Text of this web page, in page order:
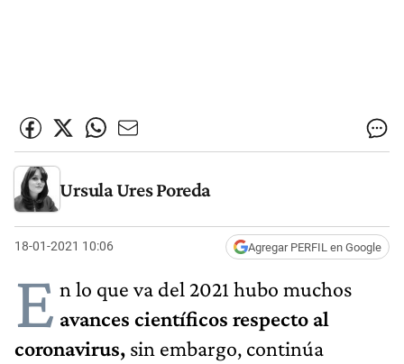
Ursula Ures Poreda
18-01-2021 10:06 Agregar PERFIL en Google
E n lo que va del 2021 hubo muchos
avances científicos respecto al
coronavirus, sin embargo, continúa